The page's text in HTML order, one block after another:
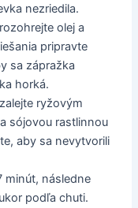
nezriedila.
olej a
pripravte
sa zápražka
horká.
ryžovým
sójovou rastlinnou
aby sa nevytvorili
minút, následne
podľa chuti.